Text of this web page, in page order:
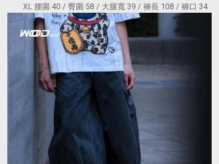
XL 腰圍 40 / 臀圍 58 / 大腿寬 39 / 褲長 108 / 褲口 34